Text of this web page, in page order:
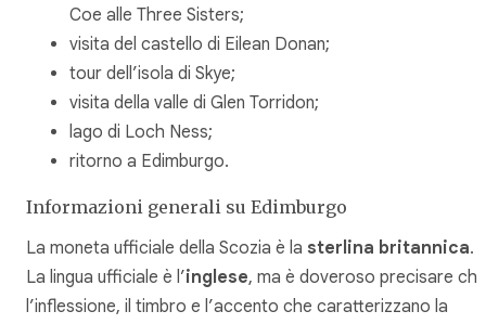
Coe alle Three Sisters;
visita del castello di Eilean Donan;
tour dell’isola di Skye;
visita della valle di Glen Torridon;
lago di Loch Ness;
ritorno a Edimburgo.
Informazioni generali su Edimburgo
La moneta ufficiale della Scozia è la sterlina britannica.
La lingua ufficiale è l’inglese, ma è doveroso precisare che
l’inflessione, il timbro e l’accento che caratterizzano la